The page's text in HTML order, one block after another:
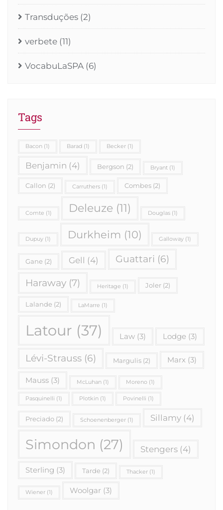
Transduções (2)
verbete (11)
VocabuLaSPA (6)
Tags
Bacon (1) Barad (1) Becker (1)
Benjamin (4) Bergson (2) Bryant (1)
Callon (2) Carruthers (1) Combes (2)
Comte (1) Deleuze (11) Douglas (1)
Dupuy (1) Durkheim (10) Galloway (1)
Gane (2) Gell (4) Guattari (6)
Haraway (7) Heritage (1) Joler (2)
Lalande (2) LaMarre (1)
Latour (37) Law (3) Lodge (3)
Lévi-Strauss (6) Margulis (2) Marx (3)
Mauss (3) McLuhan (1) Moreno (1)
Pasquinelli (1) Plotkin (1) Povinelli (1)
Preciado (2) Schoenenberger (1) Sillamy (4)
Simondon (27) Stengers (4)
Sterling (3) Tarde (2) Thacker (1)
Wiener (1) Woolgar (3)